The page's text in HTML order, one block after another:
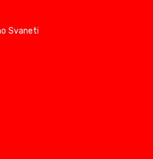
Svaneti